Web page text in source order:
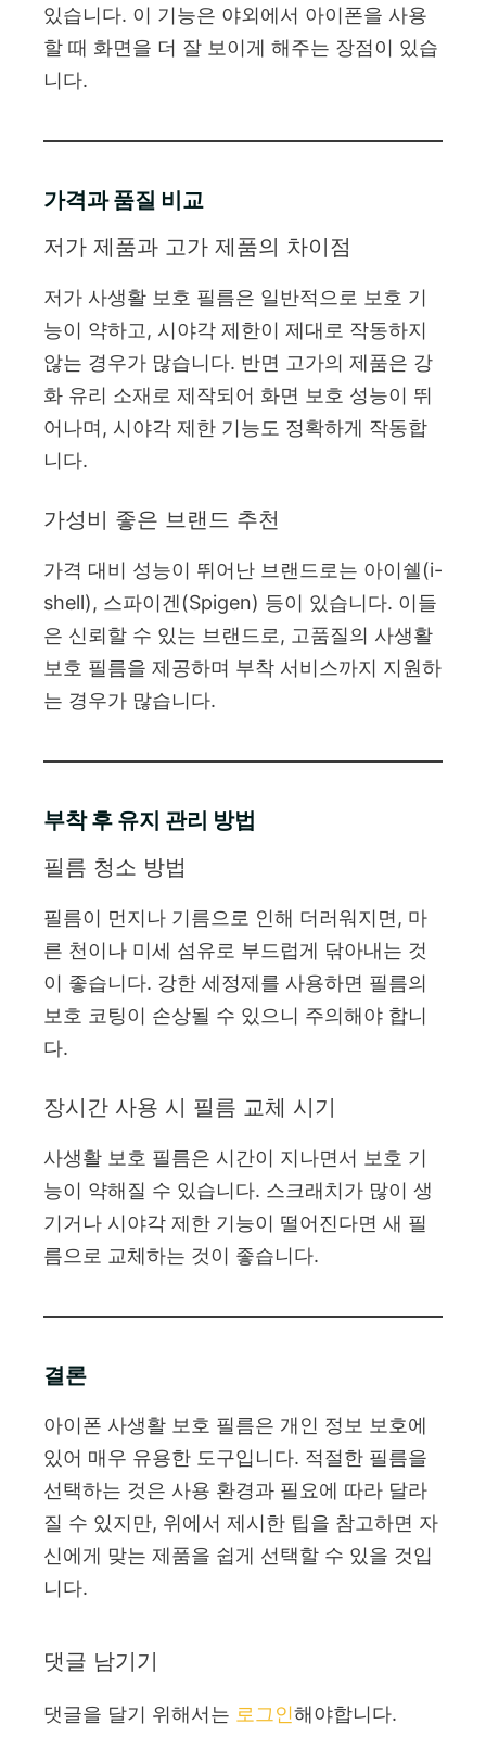
있습니다. 이 기능은 야외에서 아이폰을 사용
할 때 화면을 더 잘 보이게 해주는 장점이 있습
니다.
가격과 품질 비교
저가 제품과 고가 제품의 차이점
저가 사생활 보호 필름은 일반적으로 보호 기
능이 약하고, 시야각 제한이 제대로 작동하지
않는 경우가 많습니다. 반면 고가의 제품은 강
화 유리 소재로 제작되어 화면 보호 성능이 뛰
어나며, 시야각 제한 기능도 정확하게 작동합
니다.
가성비 좋은 브랜드 추천
가격 대비 성능이 뛰어난 브랜드로는 아이쉘(i-
shell), 스파이겐(Spigen) 등이 있습니다. 이들
은 신뢰할 수 있는 브랜드로, 고품질의 사생활
보호 필름을 제공하며 부착 서비스까지 지원하
는 경우가 많습니다.
부착 후 유지 관리 방법
필름 청소 방법
필름이 먼지나 기름으로 인해 더러워지면, 마
른 천이나 미세 섬유로 부드럽게 닦아내는 것
이 좋습니다. 강한 세정제를 사용하면 필름의
보호 코팅이 손상될 수 있으니 주의해야 합니
다.
장시간 사용 시 필름 교체 시기
사생활 보호 필름은 시간이 지나면서 보호 기
능이 약해질 수 있습니다. 스크래치가 많이 생
기거나 시야각 제한 기능이 떨어진다면 새 필
름으로 교체하는 것이 좋습니다.
결론
아이폰 사생활 보호 필름은 개인 정보 보호에
있어 매우 유용한 도구입니다. 적절한 필름을
선택하는 것은 사용 환경과 필요에 따라 달라
질 수 있지만, 위에서 제시한 팁을 참고하면 자
신에게 맞는 제품을 쉽게 선택할 수 있을 것입
니다.
댓글 남기기
댓글을 달기 위해서는 로그인해야합니다.